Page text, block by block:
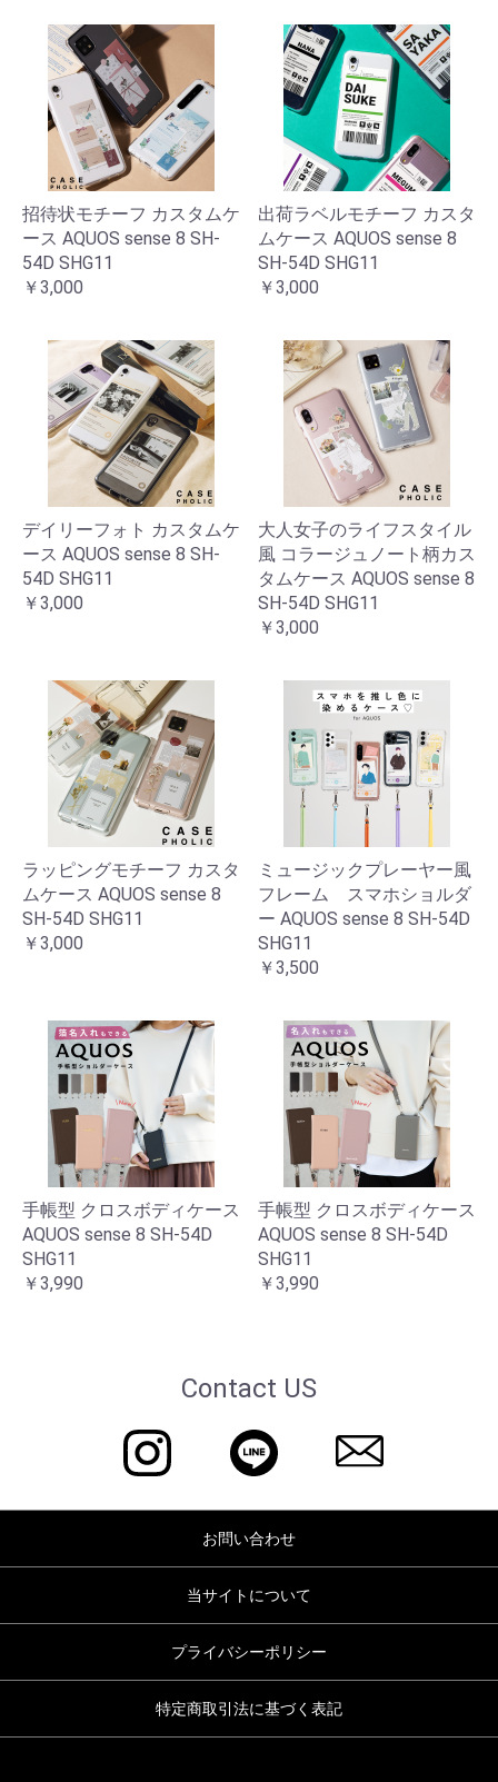
招待状モチーフ カスタムケ
ース AQUOS sense 8 SH-
54D SHG11
￥3,000
出荷ラベルモチーフ カスタ
ムケース AQUOS sense 8
SH-54D SHG11
￥3,000
デイリーフォト カスタムケ
ース AQUOS sense 8 SH-
54D SHG11
￥3,000
大人女子のライフスタイル
風 コラージュノート柄カス
タムケース AQUOS sense 8
SH-54D SHG11
￥3,000
ラッピングモチーフ カスタ
ムケース AQUOS sense 8
SH-54D SHG11
￥3,000
ミュージックプレーヤー風
フレーム スマホショルダ
ー AQUOS sense 8 SH-54D
SHG11
￥3,500
手帳型 クロスボディケース
AQUOS sense 8 SH-54D
SHG11
￥3,990
手帳型 クロスボディケース
AQUOS sense 8 SH-54D
SHG11
￥3,990
Contact US
お問い合わせ
当サイトについて
プライバシーポリシー
特定商取引法に基づく表記